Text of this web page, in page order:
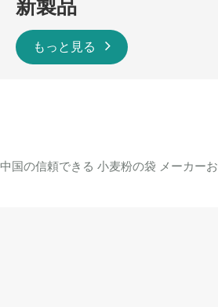
新製品
もっと見る
中国の信頼できる 小麦粉の袋 メーカー